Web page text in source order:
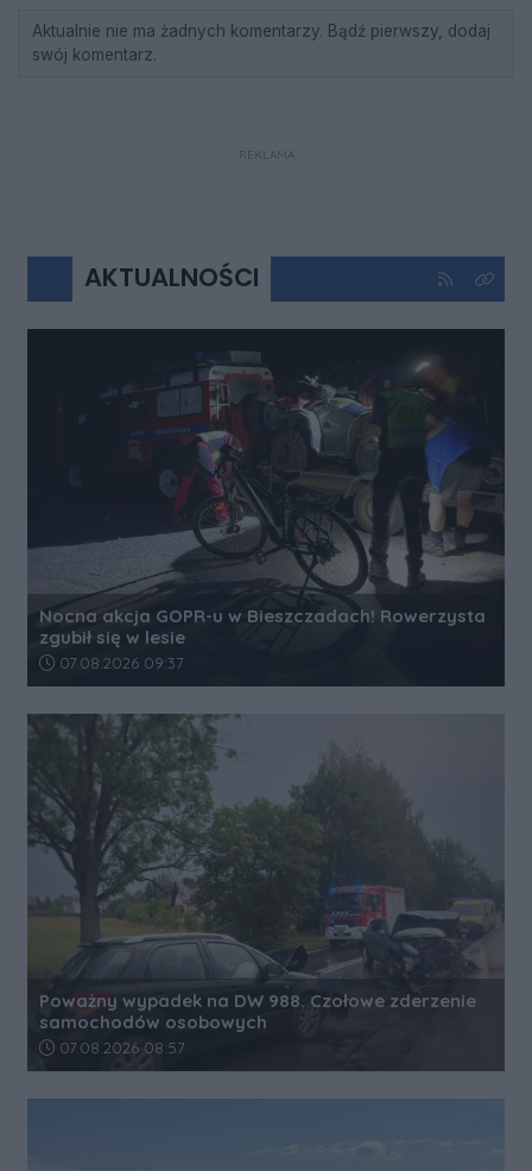
Aktualnie nie ma żadnych komentarzy. Bądź pierwszy, dodaj
swój komentarz.
REKLAMA
AKTUALNOŚCI Kliknij aby
Kliknij
Nocna akcja GOPR-u w Bieszczadach! Rowerzysta
zgubił się w lesie
Data dodania artykułu:
07.08.2026 09:37
Poważny wypadek na DW 988. Czołowe zderzenie
samochodów osobowych
Data dodania artykułu:
07.08.2026 08:57